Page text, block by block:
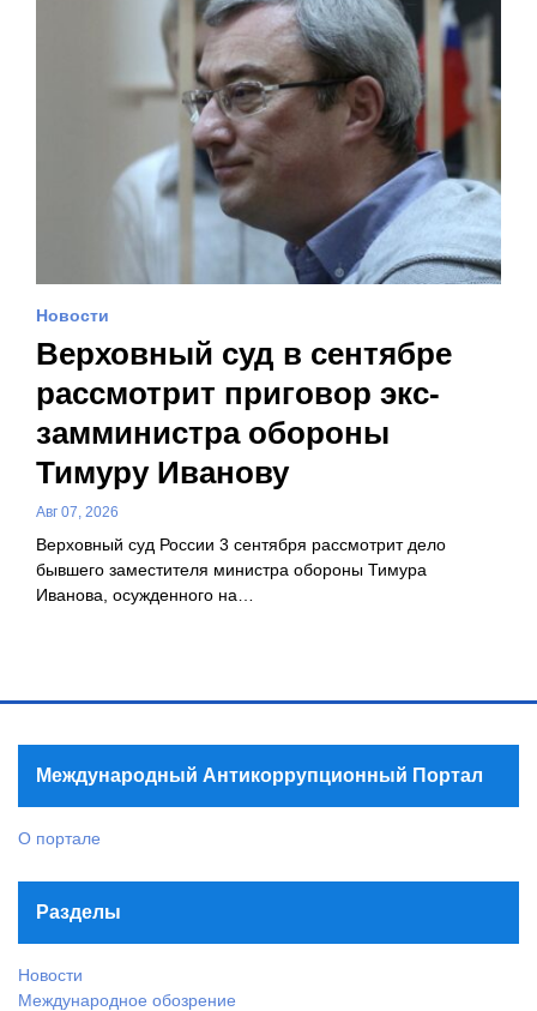
Новости
Верховный суд в сентябре
рассмотрит приговор экс-
замминистра обороны
Тимуру Иванову
Авг 07, 2026
Верховный суд России 3 сентября рассмотрит дело
бывшего заместителя министра обороны Тимура
Иванова, осужденного на…
Международный Антикоррупционный Портал
О портале
Разделы
Новости
Международное обозрение